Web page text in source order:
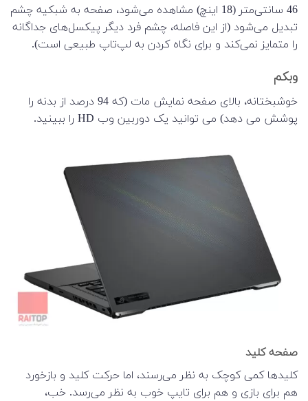
46 سانتی‌متر (18 اینچ) مشاهده می‌شود، صفحه به شبکیه چشم
تبدیل می‌شود (از این فاصله، چشم فرد دیگر پیکسل‌های جداگانه
را متمایز نمی‌کند و برای نگاه کردن به لپ‌تاپ طبیعی است).
وبکم
خوشبختانه، بالای صفحه نمایش مات (که 94 درصد از بدنه را
پوشش می دهد) می توانید یک دوربین وب HD را ببینید.
صفحه کلید
کلیدها کمی کوچک به نظر می‌رسند، اما حرکت کلید و بازخورد
هم برای بازی و هم برای تایپ خوب به نظر می‌رسد. خب،